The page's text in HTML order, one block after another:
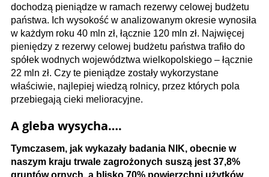
dochodzą pieniądze w ramach rezerwy celowej budżetu
państwa. Ich wysokość w analizowanym okresie wynosiła
w każdym roku 40 mln zł, łącznie 120 mln zł. Najwięcej
pieniędzy z rezerwy celowej budżetu państwa trafiło do
spółek wodnych województwa wielkopolskiego – łącznie
22 mln zł. Czy te pieniądze zostały wykorzystane
właściwie, najlepiej wiedzą rolnicy, przez których pola
przebiegają cieki melioracyjne.
A gleba wysycha….
Tymczasem, jak wykazały badania NIK, obecnie w
naszym kraju trwale zagrożonych suszą jest 37,8%
gruntów ornych, a blisko 70% powierzchni użytków